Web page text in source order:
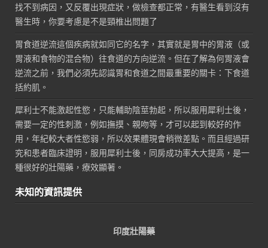
找不到病因，又反覆出現症狀，做檢查都正常，有醫生看到沒有
醫生時，你要考慮是不是頸椎出問題了
胃食道逆流這個疾病就如同它的名字，其實就是胃中的胃液（或
胃液和食物的混合物）往食道的方向逆流。但在了解為何胃液會
逆流之前，我們必須先認識胃和食道之間最重要的關卡：下食道
括約肌。
犀利士不能激起性慾，只能輔助陰莖勃起，所以服用犀利士後，
需要一定的性刺激，例如撫摸、親吻等，才可以起到較好的作
用，年紀較大者性慾弱，所以效果體現會稍微差點。而且經過研
究和患者臨床證明，服用犀利士後，同房成功率大大提高，是一
種很好的壯陽藥，療效顯著。
未知的資訊提供
印度壯陽藥